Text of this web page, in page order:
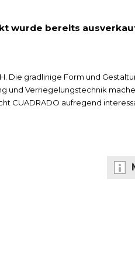
wurde bereits
Die gradlinige Form und
und Verriegelungstechnik
CUADRADO aufregend